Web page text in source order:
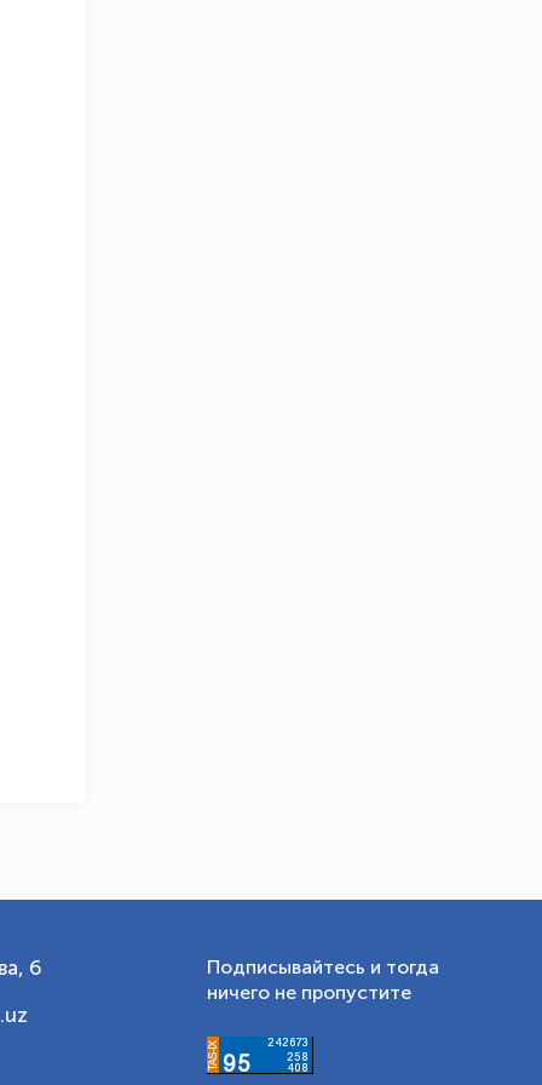
6
Подписывайтесь и тогда
ничего не пропустите